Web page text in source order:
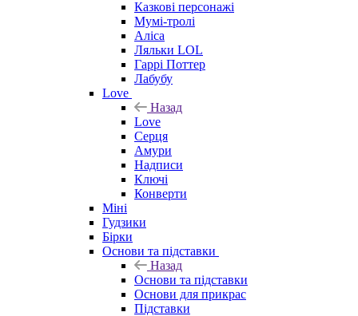
Казкові персонажі
Мумі-тролі
Аліса
Ляльки LOL
Гаррі Поттер
Лабубу
Love
Назад
Love
Серця
Амури
Надписи
Ключі
Конверти
Міні
Гудзики
Бірки
Основи та підставки
Назад
Основи та підставки
Основи для прикрас
Підставки